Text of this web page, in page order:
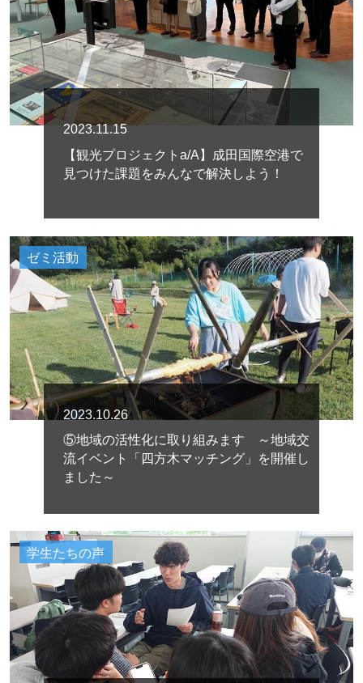
2023.11.15
【観光プロジェクトa/A】成田国際空港で
見つけた課題をみんなで解決しよう！
ゼミ活動
2023.10.26
⑤地域の活性化に取り組みます ～地域交
流イベント「四方木マッチング」を開催し
ました～
学生たちの声